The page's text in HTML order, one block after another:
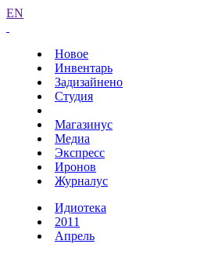
EN
Новое
Инвентарь
Задизайнено
Студия
Магазинус
Медиа
Экспресс
Иронов
Журналус
Идиотека
2011
Апрель